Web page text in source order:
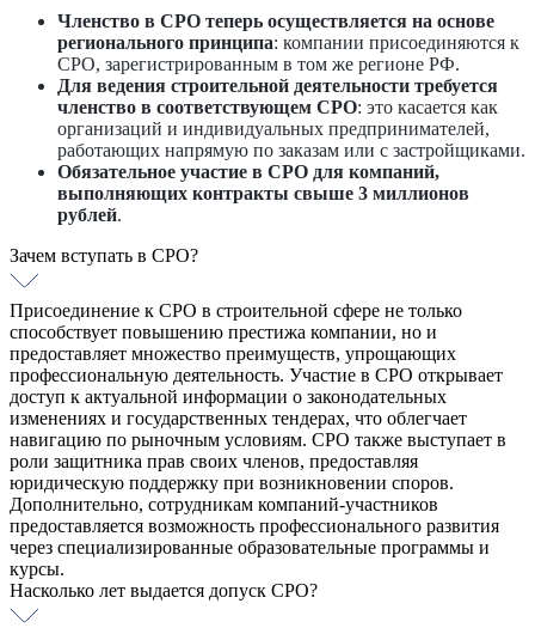
Членство в СРО теперь осуществляется на основе
регионального принципа: компании присоединяются к
СРО, зарегистрированным в том же регионе РФ.
Для ведения строительной деятельности требуется
членство в соответствующем СРО: это касается как
организаций и индивидуальных предпринимателей,
работающих напрямую по заказам или с застройщиками.
Обязательное участие в СРО для компаний,
выполняющих контракты свыше 3 миллионов
рублей.
Зачем вступать в СРО?
Присоединение к СРО в строительной сфере не только
способствует повышению престижа компании, но и
предоставляет множество преимуществ, упрощающих
профессиональную деятельность. Участие в СРО открывает
доступ к актуальной информации о законодательных
изменениях и государственных тендерах, что облегчает
навигацию по рыночным условиям. СРО также выступает в
роли защитника прав своих членов, предоставляя
юридическую поддержку при возникновении споров.
Дополнительно, сотрудникам компаний-участников
предоставляется возможность профессионального развития
через специализированные образовательные программы и
курсы.
Насколько лет выдается допуск СРО?